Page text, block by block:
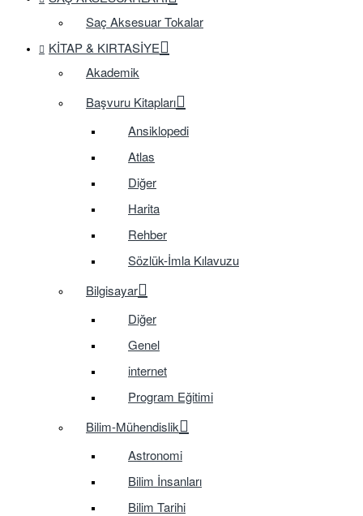
Saç Aksesuar Tokalar
KITAP & KIRTASIYE
Akademik
Başvuru Kitapları
Ansiklopedi
Atlas
Diğer
Harita
Rehber
Sözlük-İmla Kılavuzu
Bilgisayar
Diğer
Genel
internet
Program Eğitimi
Bilim-Mühendislik
Astronomi
Bilim İnsanları
Bilim Tarihi